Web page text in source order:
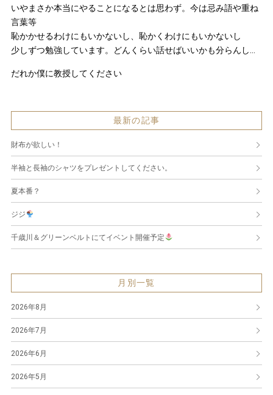
いやまさか本当にやることになるとは思わず。今は忌み語や重ね
言葉等
恥かかせるわけにもいかないし、恥かくわけにもいかないし
少しずつ勉強しています。どんくらい話せばいいかも分らんし…
だれか僕に教授してください
最新の記事
財布が欲しい！
半袖と長袖のシャツをプレゼントしてください。
夏本番？
ジジ
千歳川＆グリーンベルトにてイベント開催予定
月別一覧
2026年8月
2026年7月
2026年6月
2026年5月